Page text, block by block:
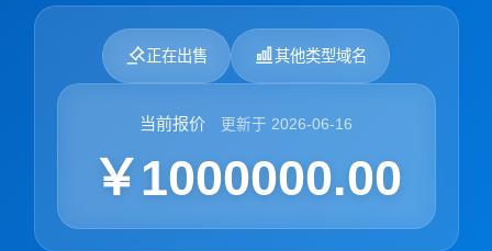
正在出售 其他类型域名
当前报价 更新于 2026-06-16
￥1000000.00